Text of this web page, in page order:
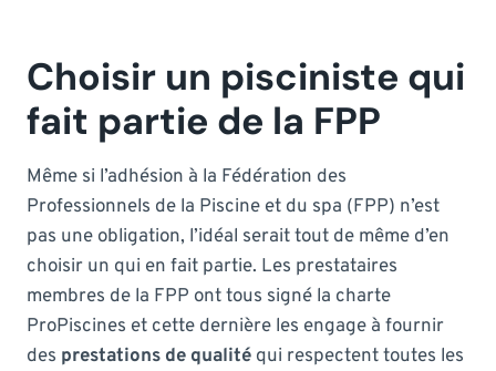
Choisir un pisciniste qui
fait partie de la FPP
Même si l’adhésion à la Fédération des
Professionnels de la Piscine et du spa (FPP) n’est
pas une obligation, l’idéal serait tout de même d’en
choisir un qui en fait partie. Les prestataires
membres de la FPP ont tous signé la charte
ProPiscines et cette dernière les engage à fournir
des prestations de qualité qui respectent toutes les